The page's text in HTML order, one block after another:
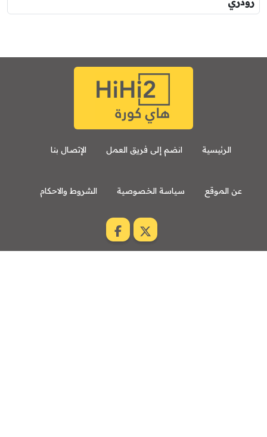
الرئيسية انضم إلى فريق العمل الإتصال بنا
عن الموقع سياسة الخصوصية الشروط والاحكام